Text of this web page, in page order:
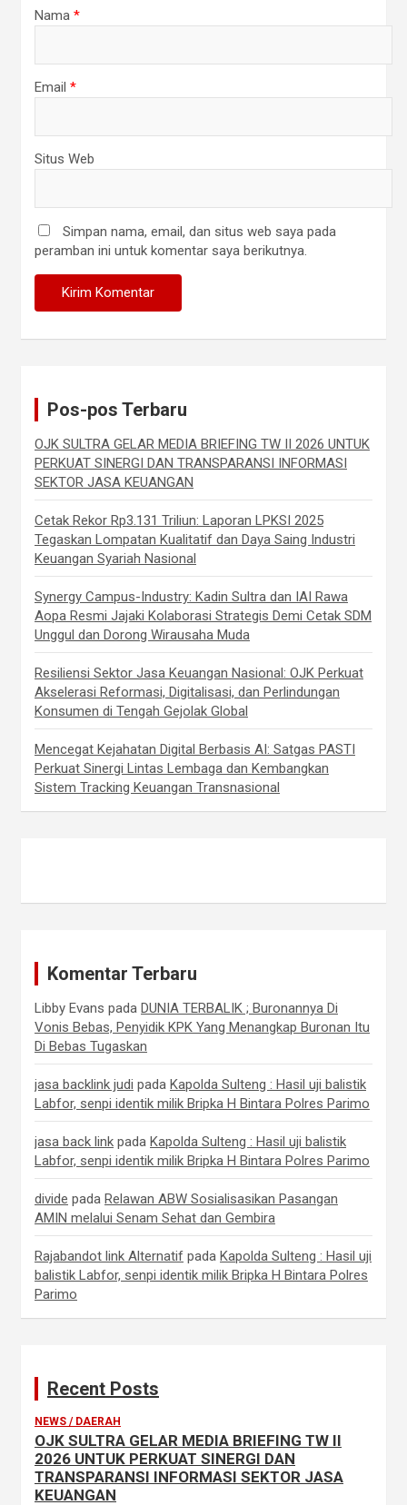
Nama *
Email *
Situs Web
Simpan nama, email, dan situs web saya pada
peramban ini untuk komentar saya berikutnya.
Pos-pos Terbaru
OJK SULTRA GELAR MEDIA BRIEFING TW II 2026 UNTUK
PERKUAT SINERGI DAN TRANSPARANSI INFORMASI
SEKTOR JASA KEUANGAN
Cetak Rekor Rp3.131 Triliun: Laporan LPKSI 2025
Tegaskan Lompatan Kualitatif dan Daya Saing Industri
Keuangan Syariah Nasional
Synergy Campus-Industry: Kadin Sultra dan IAI Rawa
Aopa Resmi Jajaki Kolaborasi Strategis Demi Cetak SDM
Unggul dan Dorong Wirausaha Muda
Resiliensi Sektor Jasa Keuangan Nasional: OJK Perkuat
Akselerasi Reformasi, Digitalisasi, dan Perlindungan
Konsumen di Tengah Gejolak Global
Mencegat Kejahatan Digital Berbasis AI: Satgas PASTI
Perkuat Sinergi Lintas Lembaga dan Kembangkan
Sistem Tracking Keuangan Transnasional
Komentar Terbaru
Libby Evans pada DUNIA TERBALIK ; Buronannya Di
Vonis Bebas, Penyidik KPK Yang Menangkap Buronan Itu
Di Bebas Tugaskan
jasa backlink judi pada Kapolda Sulteng : Hasil uji balistik
Labfor, senpi identik milik Bripka H Bintara Polres Parimo
jasa back link pada Kapolda Sulteng : Hasil uji balistik
Labfor, senpi identik milik Bripka H Bintara Polres Parimo
divide pada Relawan ABW Sosialisasikan Pasangan
AMIN melalui Senam Sehat dan Gembira
Rajabandot link Alternatif pada Kapolda Sulteng : Hasil uji
balistik Labfor, senpi identik milik Bripka H Bintara Polres
Parimo
Recent Posts
NEWS / DAERAH
OJK SULTRA GELAR MEDIA BRIEFING TW II
2026 UNTUK PERKUAT SINERGI DAN
TRANSPARANSI INFORMASI SEKTOR JASA
KEUANGAN